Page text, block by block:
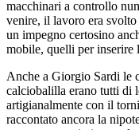
macchinari a controllo
venire, il lavoro era svolto
un impegno certosino
mobile, quelli per inserire
Anche a Giorgio Sardi le
calciobalilla erano tutti di
artigianalmente con il
raccontato ancora la